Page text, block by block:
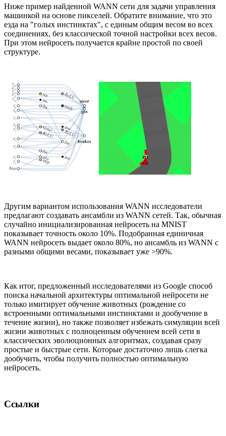
Ниже пример найденной WANN сети для задачи управления
машинкой на основе пикселей. Обратите внимание, что это
езда на "голых инстинктах", с единым общим весом во всех
соединениях, без классической точной настройки всех весов.
При этом нейросеть получается крайне простой по своей
структуре.
Другим вариантом использования WANN исследователи
предлагают создавать ансамбли из WANN сетей. Так, обычная
случайно инициализированная нейросеть на MNIST
показывает точность около 10%. Подобранная единичная
WANN нейросеть выдает около 80%, но ансамбль из WANN с
разными общими весами, показывает уже >90%.
Как итог, предложенный исследователями из Google способ
поиска начальной архитектуры оптимальной нейросети не
только имитирует обучение животных (рождение со
встроенными оптимальными инстинктами и дообучение в
течение жизни), но также позволяет избежать симуляции всей
жизни животных с полноценным обучением всей сети в
классических эволюционных алгоритмах, создавая сразу
простые и быстрые сети. Которые достаточно лишь слегка
дообучить, чтобы получить полностью оптимальную
нейросеть.
Ссылки